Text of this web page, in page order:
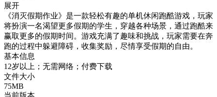
展开
《消灭假期作业》是一款轻松有趣的单机休闲跑酷游戏，玩家
将扮演一名渴望更多假期的学生，穿越各种场景，通过跑酷来
赢取更多的假期时间。游戏充满了趣味和挑战，玩家需要在奔
跑的过程中躲避障碍，收集奖励，尽情享受假期的自由。
基本信息
12岁以上；无需网络；付费下载
文件大小
75MB
当前版本